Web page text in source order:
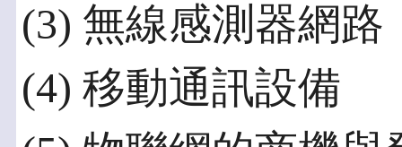
(3) 無線感測器網路
(4) 移動通訊設備